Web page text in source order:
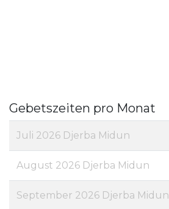
Gebetszeiten pro Monat
Juli 2026 Djerba Midun
August 2026 Djerba Midun
September 2026 Djerba Midun